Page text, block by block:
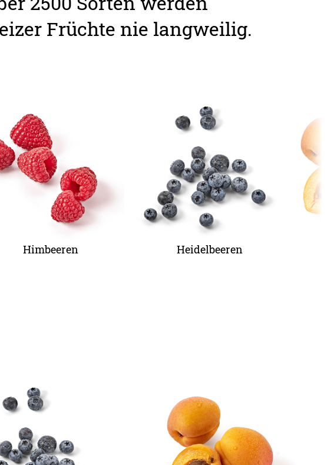
Früchte nie langweilig.
Himbeeren Heidelbeeren